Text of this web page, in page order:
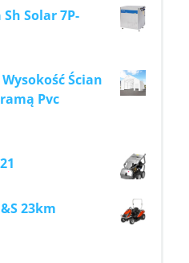
Solar 7P-
Ścian
Pvc
23km